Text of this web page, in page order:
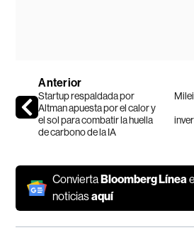
Anterior
Startup respaldada por
Altman apuesta por el calor y
el sol para combatir la huella
de carbono de la IA
ConviertaBloomberg Línea
noticiasaquí